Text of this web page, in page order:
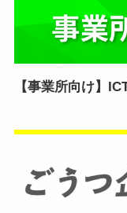
【事業所向け】